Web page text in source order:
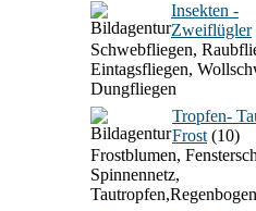
Insekten -
Zweiflügler
Schwebfliegen,
Eintagsfliegen,
Dungfliegen
Tropfen-
Frost (10)
Frostblumen,
Spinnennetz,